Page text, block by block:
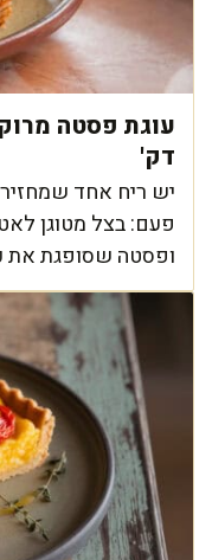
דק'
יש ריח אחד
פעם: בצל מטוגן
ופסטה שסופגת את